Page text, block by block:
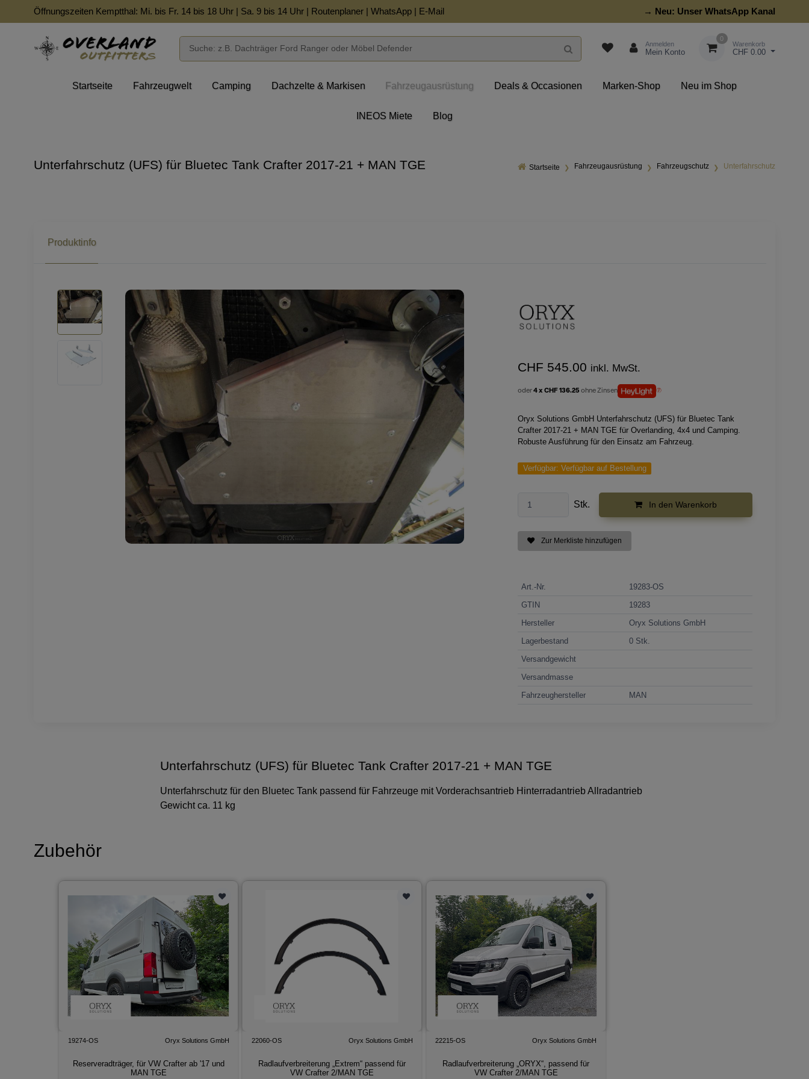
Öffnungszeiten Kemptthal: Mi. bis Fr. 14 bis 18 Uhr | Sa. 9 bis 14 Uhr | Routenplaner | WhatsApp | E-Mail → Neu: Unser WhatsApp Kanal
Anmelden
Mein Konto
0
Warenkorb
CHF 0.00
Startseite Fahrzeugwelt Camping Dachzelte & Markisen Fahrzeugausrüstung Deals & Occasionen Marken-Shop Neu im Shop
INEOS Miete Blog
Startseite Fahrzeugausrüstung Fahrzeugschutz Unterfahrschutz
Unterfahrschutz (UFS) für Bluetec Tank Crafter 2017-21 + MAN TGE
Produktinfo
CHF 545.00 inkl. MwSt.
oder4 x CHF 136.25ohne Zinsen
Oryx Solutions GmbH Unterfahrschutz (UFS) für Bluetec Tank
Crafter 2017-21 + MAN TGE für Overlanding, 4x4 und Camping.
Robuste Ausführung für den Einsatz am Fahrzeug.
Verfügbar: Verfügbar auf Bestellung
Stk. In den Warenkorb
Zur Merkliste hinzufügen
Art.-Nr.
19283-OS
GTIN
19283
Hersteller
Oryx Solutions GmbH
Lagerbestand
0 Stk.
Versandgewicht
Versandmasse
Fahrzeughersteller
MAN
Unterfahrschutz (UFS) für Bluetec Tank Crafter 2017-21 + MAN TGE
Unterfahrschutz für den Bluetec Tank passend für Fahrzeuge mit Vorderachsantrieb Hinterradantrieb Allradantrieb
Gewicht ca. 11 kg
Zubehör
19274-OS Oryx Solutions GmbH
Reserveradträger, für VW Crafter ab '17 und
MAN TGE
22060-OS Oryx Solutions GmbH
Radlaufverbreiterung „Extrem“ passend für
VW Crafter 2/MAN TGE
22215-OS Oryx Solutions GmbH
Radlaufverbreiterung „ORYX“, passend für
VW Crafter 2/MAN TGE